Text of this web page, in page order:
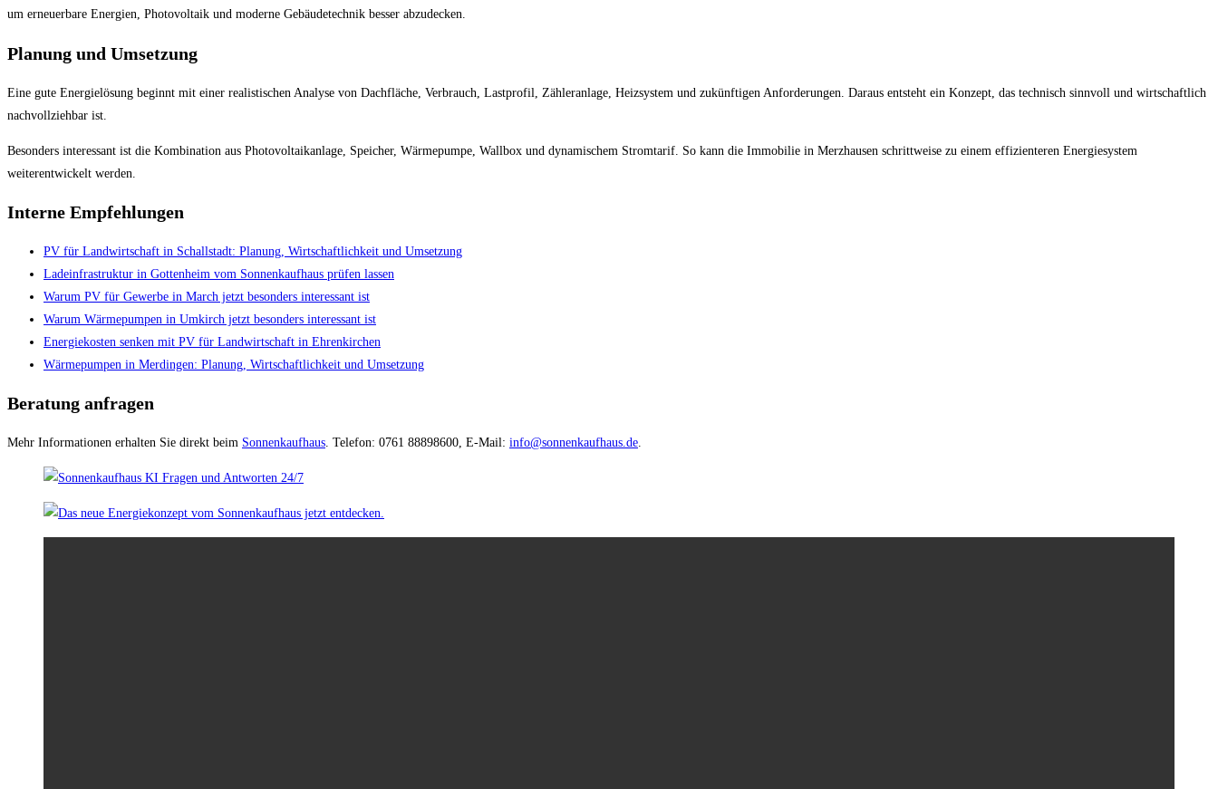
um erneuerbare Energien, Photovoltaik und moderne Gebäudetechnik besser abzudecken.
Planung und Umsetzung
Eine gute Energielösung beginnt mit einer realistischen Analyse von Dachfläche, Verbrauch, Lastprofil, Zähleranlage, Heizsystem und zukünftigen Anforderungen. Daraus entsteht ein Konzept, das technisch sinnvoll und wirtschaftlich
nachvollziehbar ist.
Besonders interessant ist die Kombination aus Photovoltaikanlage, Speicher, Wärmepumpe, Wallbox und dynamischem Stromtarif. So kann die Immobilie in Merzhausen schrittweise zu einem effizienteren Energiesystem
weiterentwickelt werden.
Interne Empfehlungen
PV für Landwirtschaft in Schallstadt: Planung, Wirtschaftlichkeit und Umsetzung
Ladeinfrastruktur in Gottenheim vom Sonnenkaufhaus prüfen lassen
Warum PV für Gewerbe in March jetzt besonders interessant ist
Warum Wärmepumpen in Umkirch jetzt besonders interessant ist
Energiekosten senken mit PV für Landwirtschaft in Ehrenkirchen
Wärmepumpen in Merdingen: Planung, Wirtschaftlichkeit und Umsetzung
Beratung anfragen
Mehr Informationen erhalten Sie direkt beim Sonnenkaufhaus . Telefon: 0761 88898600, E-Mail: info@sonnenkaufhaus.de